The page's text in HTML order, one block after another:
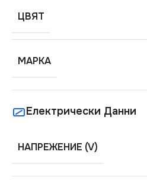
ЦВЯТ
МАРКА
Електрически Данни
НАПРЕЖЕНИЕ (V)